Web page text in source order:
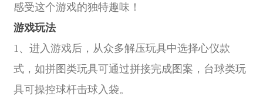
感受这个游戏的独特趣味！
游戏玩法
1、进入游戏后，从众多解压玩具中选择心仪款
式，如拼图类玩具可通过拼接完成图案，台球类玩
具可操控球杆击球入袋。